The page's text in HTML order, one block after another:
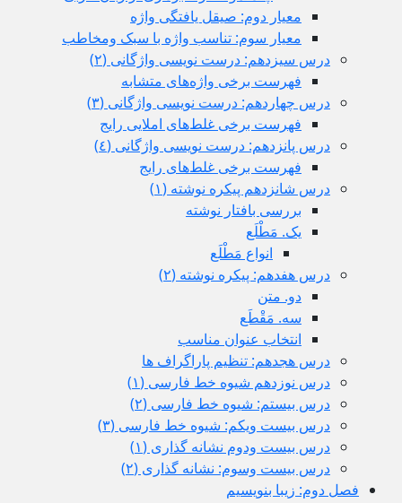
معیار دوم: صيقل يافتگی واژه
معیار سوم: تناسب واژه با سبک ومخاطب
درس سیزدهم: درست نویسی واژگانی (٢)
فهرست برخی واژه‌های متشابه
درس چهاردهم: درست نویسی واژگانی (٣)
فهرست برخی غلط‌های املایی رایج
درس پانزدهم: درست نویسی واژگانی (٤)
فهرست برخی غلط‌های رایج
درس شانزدهم پیکره نوشته (١)
بررسی بافتار نوشته
یک. مَطْلَع
انواع مَطْلَع
درس هفدهم: پیکره نوشته (٢)
دو. متن
سه. مَقْطَع
انتخاب عنوان مناسب
درس هجدهم: تنظیم پاراگراف ها
درس نوزدهم شیوه خط فارسی (١)
درس بیستم: شیوه خط فارسی (٢)
درس بیست ویکم: شیوه خط فارسی (٣)
درس بيست ودوم نشانه گذاری (١)
درس بیست وسوم: نشانه گذاری (٢)
فصل دوم: زیبا بنویسیم